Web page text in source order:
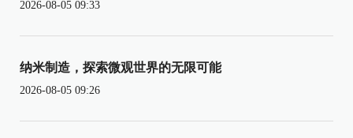
2026-08-05 09:33
纳米制造，探索微观世界的无限可能
2026-08-05 09:26